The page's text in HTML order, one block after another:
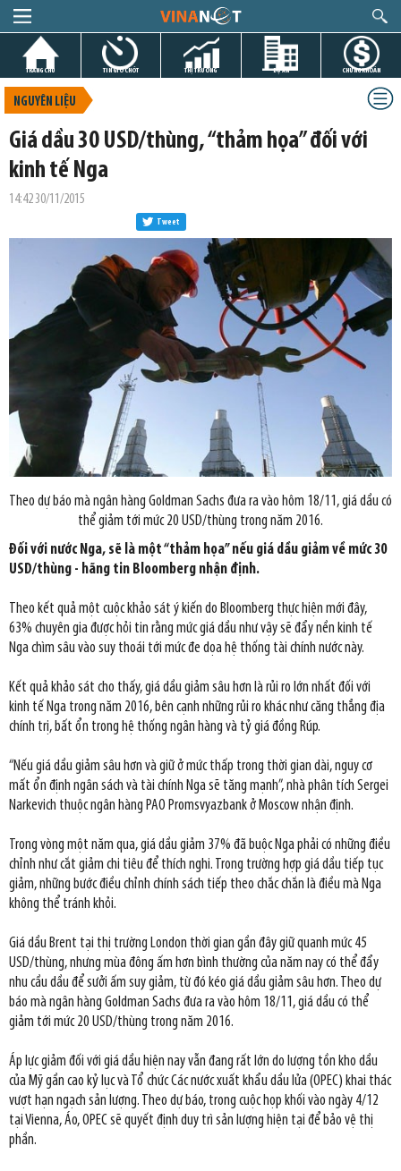
TRANG CHỦ TIN GIỜ CHÓT THỊ TRƯỜNG DỰ ÁN CHỨNG KHOÁN
NGUYÊN LIỆU
Giá dầu 30 USD/thùng, “thảm họa” đối với
kinh tế Nga
14:42 30/11/2015
Tweet
Theo dự báo mà ngân hàng Goldman Sachs đưa ra vào hôm 18/11, giá dầu có
thể giảm tới mức 20 USD/thùng trong năm 2016.
Đối với nước Nga, sẽ là một “thảm họa” nếu giá dầu giảm về mức 30
USD/thùng - hãng tin Bloomberg nhận định.
Theo kết quả một cuộc khảo sát ý kiến do Bloomberg thực hiện mới đây,
63% chuyên gia được hỏi tin rằng mức giá dầu như vậy sẽ đẩy nền kinh tế
Nga chìm sâu vào suy thoái tới mức đe dọa hệ thống tài chính nước này.
Kết quả khảo sát cho thấy, giá dầu giảm sâu hơn là rủi ro lớn nhất đối với
kinh tế Nga trong năm 2016, bên cạnh những rủi ro khác như căng thẳng địa
chính trị, bất ổn trong hệ thống ngân hàng và tỷ giá đồng Rúp.
“Nếu giá dầu giảm sâu hơn và giữ ở mức thấp trong thời gian dài, nguy cơ
mất ổn định ngân sách và tài chính Nga sẽ tăng mạnh”, nhà phân tích Sergei
Narkevich thuộc ngân hàng PAO Promsvyazbank ở Moscow nhận định.
Trong vòng một năm qua, giá dầu giảm 37% đã buộc Nga phải có những điều
chỉnh như cắt giảm chi tiêu để thích nghi. Trong trường hợp giá dầu tiếp tục
giảm, những bước điều chỉnh chính sách tiếp theo chắc chắn là điều mà Nga
không thể tránh khỏi.
Giá dầu Brent tại thị trường London thời gian gần đây giữ quanh mức 45
USD/thùng, nhưng mùa đông ấm hơn bình thường của năm nay có thể đẩy
nhu cầu dầu để sưởi ấm suy giảm, từ đó kéo giá dầu giảm sâu hơn. Theo dự
báo mà ngân hàng Goldman Sachs đưa ra vào hôm 18/11, giá dầu có thể
giảm tới mức 20 USD/thùng trong năm 2016.
Áp lực giảm đối với giá dầu hiện nay vẫn đang rất lớn do lượng tồn kho dầu
của Mỹ gần cao kỷ lục và Tổ chức Các nước xuất khẩu dầu lửa (OPEC) khai thác
vượt hạn ngạch sản lượng. Theo dự báo, trong cuộc họp khối vào ngày 4/12
tại Vienna, Áo, OPEC sẽ quyết định duy trì sản lượng hiện tại để bảo vệ thị
phần.